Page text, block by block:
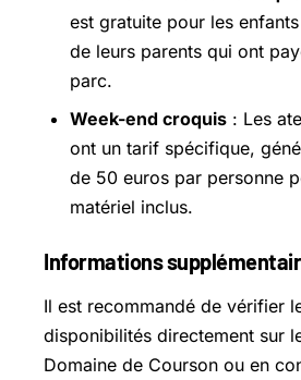
est gratuite pour les
de leurs parents qui ont
parc.
Week-end croquis : Les
ont un tarif spécifique,
de 50 euros par personne
matériel inclus.
Informations
Il est recommandé de vérifier
disponibilités directement sur
Domaine de Courson ou en